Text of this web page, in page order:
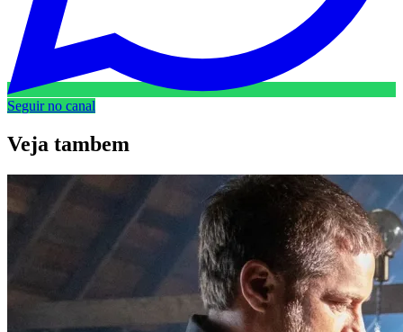
Seguir no canal
Veja tambem